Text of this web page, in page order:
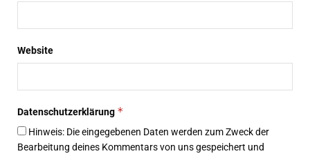
Website
Datenschutzerklärung *
Hinweis: Die eingegebenen Daten werden zum Zweck der
Bearbeitung deines Kommentars von uns gespeichert und